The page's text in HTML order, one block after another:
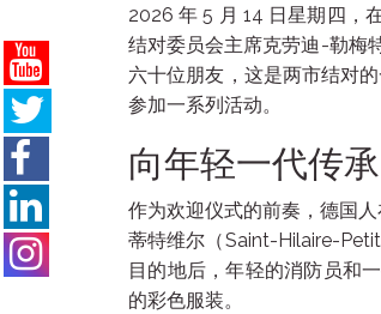
2026 年 5 月 14 日星期四，
结对委员会主席克劳迪-勒梅
六十位朋友，这是两市结对
参加一系列活动。
向年轻一代传承
作为欢迎仪式的前奏，德国
蒂特维尔（Saint-Hilaire-
目的地后，年轻的消防员和
的彩色服装。